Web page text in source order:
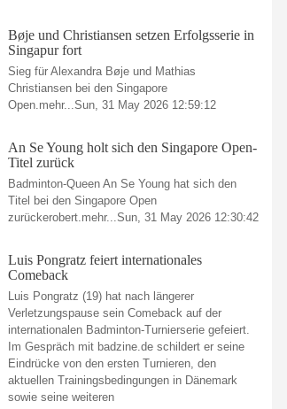
Bøje und Christiansen setzen Erfolgsserie in
Singapur fort
Sieg für Alexandra Bøje und Mathias
Christiansen bei den Singapore
Open.mehr...Sun, 31 May 2026 12:59:12
An Se Young holt sich den Singapore Open-
Titel zurück
Badminton-Queen An Se Young hat sich den
Titel bei den Singapore Open
zurückerobert.mehr...Sun, 31 May 2026 12:30:42
Luis Pongratz feiert internationales
Comeback
Luis Pongratz (19) hat nach längerer
Verletzungspause sein Comeback auf der
internationalen Badminton-Turnierserie gefeiert.
Im Gespräch mit badzine.de schildert er seine
Eindrücke von den ersten Turnieren, den
aktuellen Trainingsbedingungen in Dänemark
sowie seine weiteren